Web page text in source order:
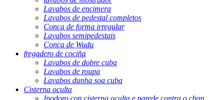
Lavabos de encimera
Lavabos de pedestal completos
Conca de forma irregular
Lavabos semipedestais
Conca de Wudu
fregadero de cociña
Lavabos de dobre cuba
Lavabos de roupa
Lavabos dunha soa cuba
Cisterna oculta
Inodoro con cisterna oculta e parede contra o chan